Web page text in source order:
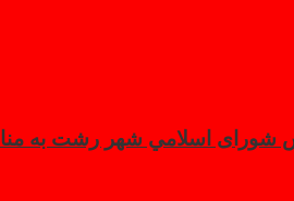
شورای اسلامي شهر رشت به